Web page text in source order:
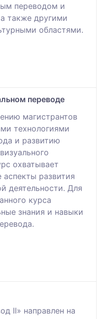
переводом и
также другими
областями.
переводе
магистрантов
технологиями
и развитию
охватывает
развития
деятельности. Для
курса
знания и навыки
II» направлен на